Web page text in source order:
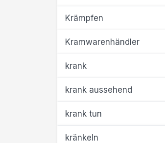
Krämpfen
Kramwarenhändler
krank
krank aussehend
krank tun
kränkeln